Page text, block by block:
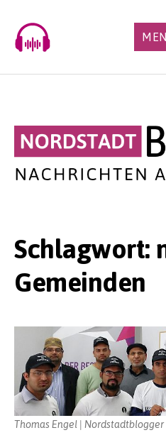
content
Schlagwort:
Gemeinden
Thomas Engel | Nordstadtblogger